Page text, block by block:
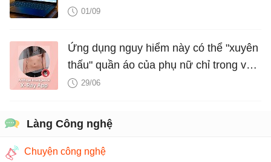
01/09
Ứng dụng nguy hiểm này có thể "xuyên
thấu" quần áo của phụ nữ chỉ trong vài
giây nhờ công nghệ deepfake
29/06
Làng Công nghệ
Chuyện công nghệ